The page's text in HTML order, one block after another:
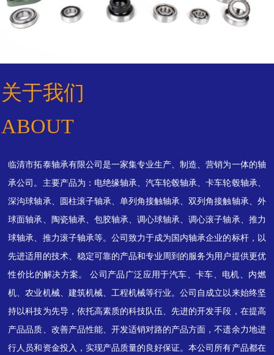
关于我们
ABOUT
临清市拓泰轴承有限公司是一家集专业生产、制造、营销为一体的轴
承公司。主要产品为：电绝缘轴承、汽车轮毂轴承、卡车轮毂轴承、
深沟球轴承、圆柱滚子轴承、单列角接触轴承、双列角接触轴承、外
球面轴承、陶瓷轴承、包胶轴承、调心球轴承、调心滚子轴承、推力
球轴承、推力滚子轴承等。公司致力于成为国内轴承企业的标杆，以
先进适用的技术、稳定可靠的产品和专业周到的服务为用户提供更优
性价比的解决方案。 公司产品广泛应用于汽车、卡车、电机、内燃
机、农业机械、建筑机械、工程机械等行业。公司自成立以来始终坚
持以科技为先导，依托高素质的科技队伍、先进的开发手段，在提高
产品品质、改善产品性能、开发适销对路的产品方面，不遗余力地进
行人员和资金投入，实现产品质量的良好保证。本公司所有产品都在